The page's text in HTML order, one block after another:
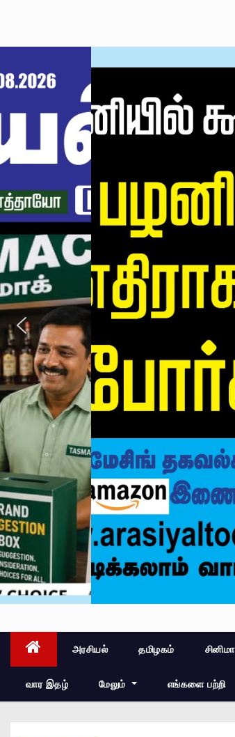
அரசியல் தமிழகம் சினிமா
வார இதழ் மேலும் எங்களை பற்றி